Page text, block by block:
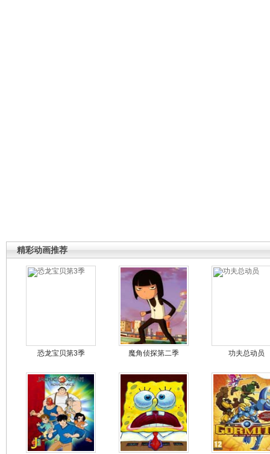
精彩动画推荐
恐龙宝贝第3季 魔角侦探第二季 功夫总动员